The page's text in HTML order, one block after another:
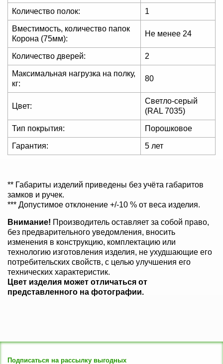
Количество полок: 1
Вместимость, количество папок
Корона (75мм):
Не менее 24
Количество дверей: 2
Максимальная нагрузка на полку,
кг:
80
Цвет:
Светло-серый
(RAL 7035)
Тип покрытия: Порошковое
Гарантия: 5 лет
** Габариты изделий приведены без учёта габаритов
замков и ручек.
*** Допустимое отклонение +/-10 % от веса изделия.
Внимание! Производитель оставляет за собой право,
без предварительного уведомления, вносить
изменения в конструкцию, комплектацию или
технологию изготовления изделия, не ухудшающие его
потребительских свойств, с целью улучшения его
технических характеристик.
Цвет изделия может отличаться от
представленного на фотографии.
Подписаться на рассылку выгодных